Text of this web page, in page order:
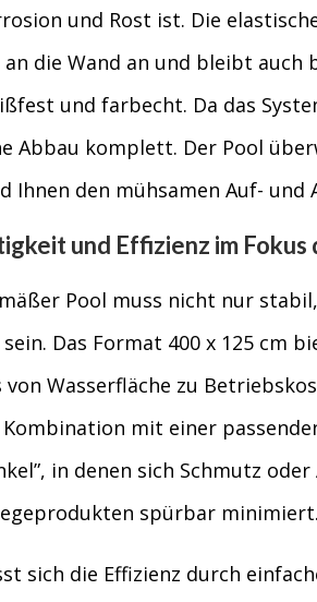
und Rost ist. Die
an die Wand an und bleibt
und farbecht. Da das
Abbau komplett. Der Pool
Ihnen den mühsamen Auf-
und Effizienz im
Pool muss nicht nur
Das Format 400 x 125 cm
Wasserfläche zu
mit einer
in denen sich Schmutz
spürbar minimiert.
sich die Effizienz durch